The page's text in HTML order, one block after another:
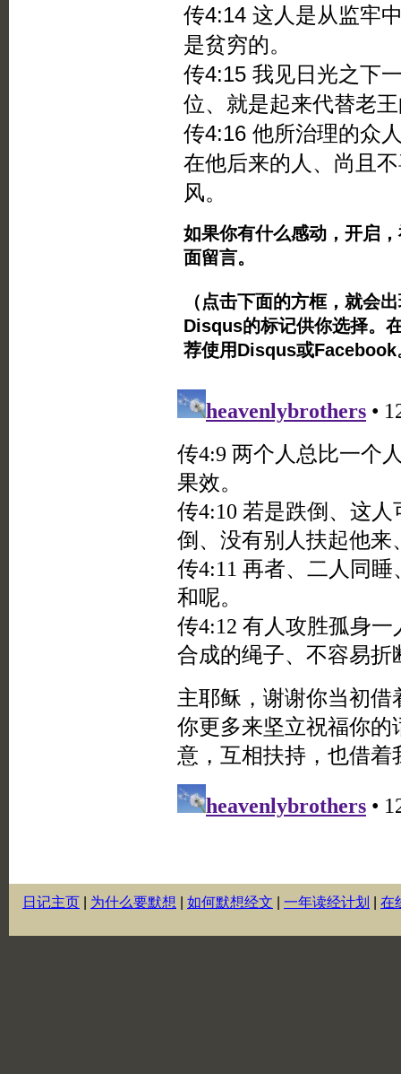
传4:14 这人是从监牢
是贫穷的。
传4:15 我见日光之下
位、就是起来代替老
传4:16 他所治理的众
在他后来的人、尚且
风。
如果你有什么感动，开启
面留言。
（点击下面的方框，就会
Disqus的标记供你选择。
荐使用Disqus或
日记主页 为什么要默想 如何默想经文 一年读经计划 在